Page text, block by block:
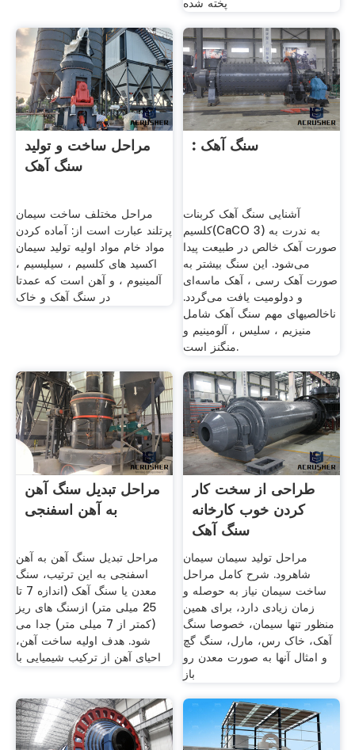
پخته شده
مراحل ساخت و تولید
سنگ آهک
مراحل مختلف ساخت سیمان
پرتلند عبارت است از: آماده کردن
مواد خام مواد اولیه تولید سیمان
اکسید های کلسیم ، سیلیسیم ،
آلمینیوم ، و آهن است که عمدتا
در سنگ آهک و خاک
: سنگ آهک
آشنایی سنگ آهک کربنات
کلسیم(CaCO 3) به ندرت به
صورت آهک خالص در طبیعت پیدا
می‌شود. این سنگ بیشتر به
صورت آهک رسی ، آهک ماسه‌ای
و دولومیت یافت می‌گردد.
ناخالصیهای مهم سنگ آهک شامل
منیزیم ، سلیس ، آلومینیم و
منگنز است.
مراحل تبدیل سنگ آهن
به آهن اسفنجی
مراحل تبدیل سنگ آهن به آهن
اسفنجی به این ترتیب، سنگ
معدن یا سنگ آهک (اندازه 7 تا
25 میلی متر) ازسنگ های ریز
(کمتر از 7 میلی متر) جدا می
شود. هدف اولیه ساخت آهن،
احیای آهن از ترکیب شیمیایی با
طراحی از سخت کار
کردن خوب کارخانه
سنگ آهک
مراحل تولید سیمان سیمان
شاهرود. شرح کامل مراحل
ساخت سيمان نياز به حوصله و
زمان زيادى دارد، براى همين
منظور تنها سيمان، خصوصا سنگ
آهک، خاک رس، مارل، سنگ گچ
و امثال آنها به صورت معدن رو
باز